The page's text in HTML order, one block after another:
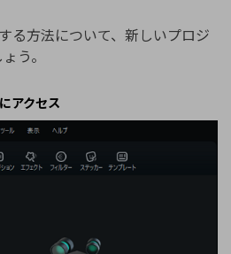
る方法について、新しいプロジ
う。
アクセス